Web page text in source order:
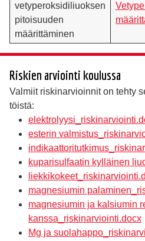
vetyperoksidiliuoksen
pitoisuuden
määrittäminen
Riskien arviointi koulussa
Valmiit riskinarvioinnit on tehty
töistä:
esterin
kuparisulfaatin kylläinen
magnesiumin
magnesiumin ja kalsiumin
kanssa_riskinarviointi.docx
Mg ja